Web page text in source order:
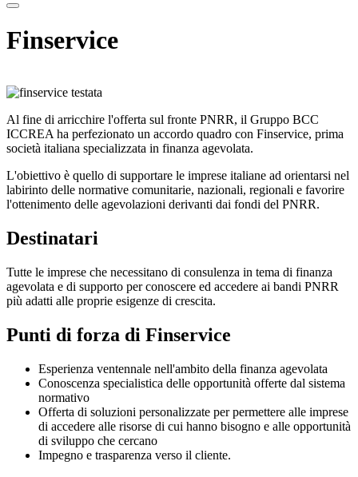
Finservice
Al fine di arricchire l'offerta sul fronte PNRR, il Gruppo BCC
ICCREA ha perfezionato un accordo quadro con Finservice, prima
società italiana specializzata in finanza agevolata.
L'obiettivo è quello di supportare le imprese italiane ad orientarsi nel
labirinto delle normative comunitarie, nazionali, regionali e favorire
l'ottenimento delle agevolazioni derivanti dai fondi del PNRR.
Destinatari
Tutte le imprese che necessitano di consulenza in tema di finanza
agevolata e di supporto per conoscere ed accedere ai bandi PNRR
più adatti alle proprie esigenze di crescita.
Punti di forza di Finservice
Esperienza ventennale nell'ambito della finanza agevolata
Conoscenza specialistica delle opportunità offerte dal sistema
normativo
Offerta di soluzioni personalizzate per permettere alle imprese
di accedere alle risorse di cui hanno bisogno e alle opportunità
di sviluppo che cercano
Impegno e trasparenza verso il cliente.